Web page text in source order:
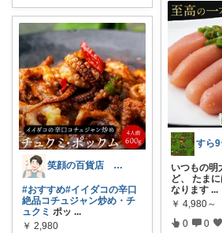
笑顔の百貨店 ５０代からの楽しみ発見隊
#おすすめ#イイダコの辛口
絶品コチュジャン炒め・チ
ュクミ ポッ ...
￥ 2,980
いつもの明
ど、 たま
なります ...
￥ 4,980～
0 0